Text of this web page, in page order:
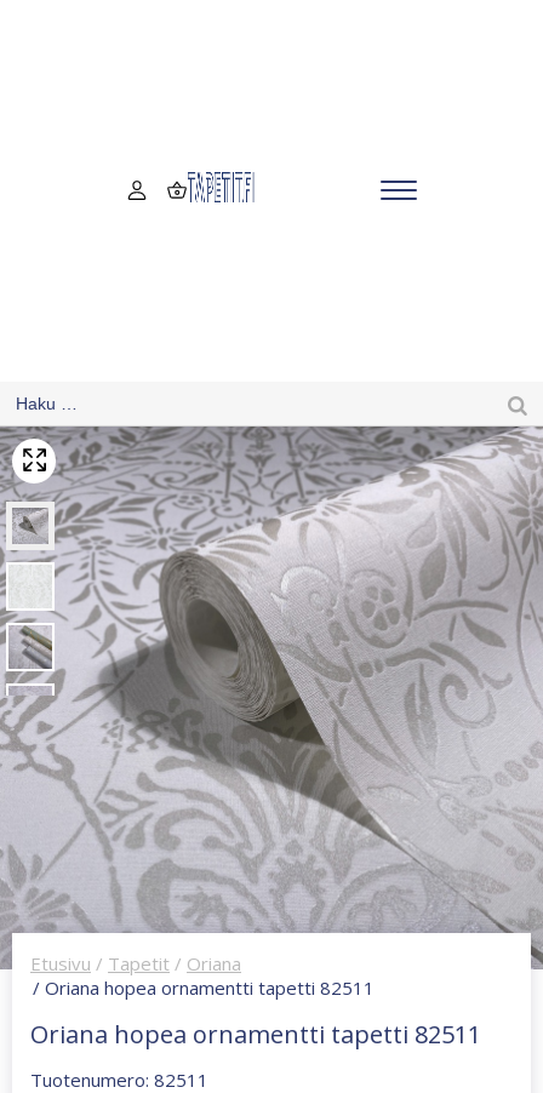
Etusivu / Tapetit / Oriana
/ Oriana hopea ornamentti tapetti 82511
Oriana hopea ornamentti tapetti 82511
Tuotenumero: 82511